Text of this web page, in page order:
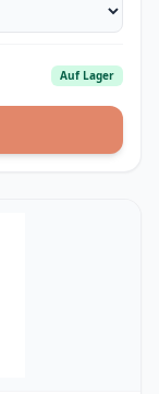
Auf Lager